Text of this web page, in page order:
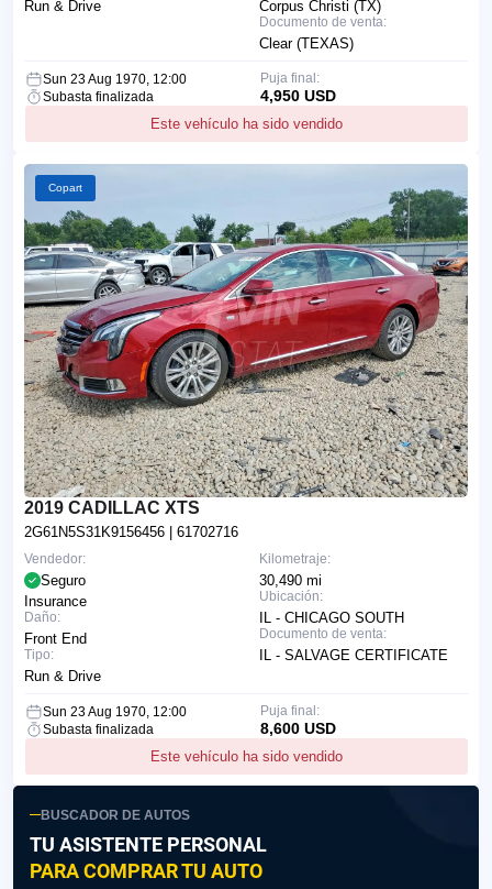
Corpus Christi (TX)
Documento de venta:
Clear (TEXAS)
Run & Drive
Sun 23 Aug 1970, 12:00
Subasta finalizada
Este vehículo ha sido vendido
Puja final:
4,950 USD
Copart
2019 CADILLAC XTS
2G61N5S31K9156456 | 61702716
Kilometraje:
30,490 mi
Ubicación:
IL - CHICAGO SOUTH
Documento de venta:
IL - SALVAGE CERTIFICATE
Vendedor:
Seguro
Insurance
Daño:
Front End
Tipo:
Run & Drive
Sun 23 Aug 1970, 12:00
Subasta finalizada
Este vehículo ha sido vendido
Puja final:
8,600 USD
BUSCADOR DE AUTOS
TU ASISTENTE PERSONAL
PARA COMPRAR TU AUTO